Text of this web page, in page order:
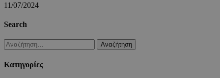
11/07/2024
Search
Αναζήτηση
για:
Kατηγορίες